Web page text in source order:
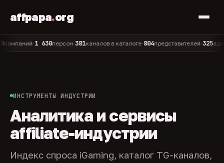
affpapa.org
•1 630персон•381каналов в каталоге•804представителей•325админов
ИНСТРУМЕНТЫ ИНДУСТРИИ
Аналитика и сервисы
affiliate-индустрии
Индекс спроса iGaming, каталог TG-каналов,